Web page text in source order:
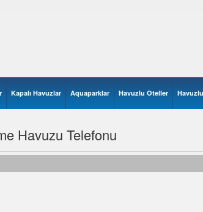
Kapalı Havuzlar Aquaparklar Havuzlu Oteller
Havuzu Telefonu